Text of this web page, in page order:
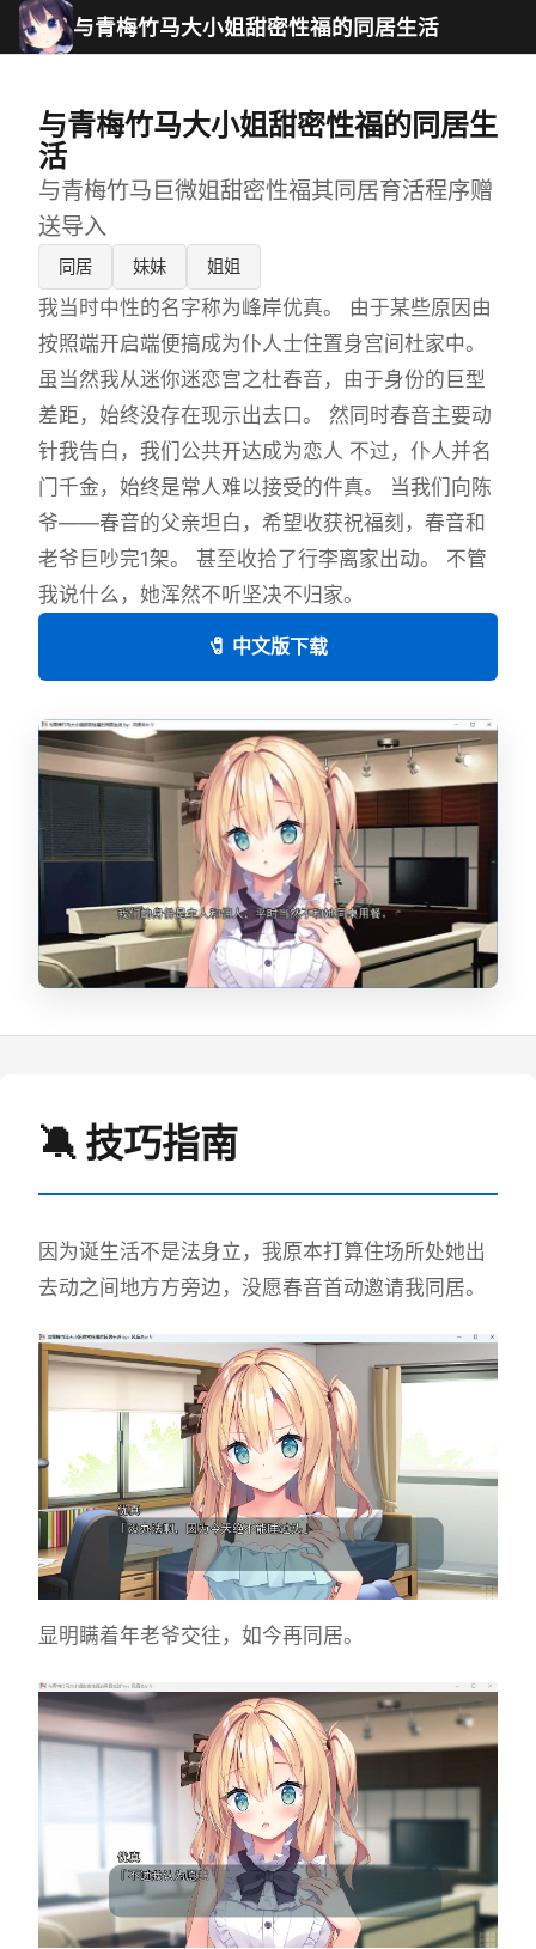
与青梅竹马大小姐甜密性福的同居生活
与青梅竹马大小姐甜密性福的同居生
活
与青梅竹马巨微姐甜密性福其同居育活程序赠
送导入
同居 妹妹 姐姐
我当时中性的名字称为峰岸优真。 由于某些原因由
按照端开启端便搞成为仆人士住置身宫间杜家中。
虽当然我从迷你迷恋宫之杜春音，由于身份的巨型
差距，始终没存在现示出去口。 然同时春音主要动
针我告白，我们公共开达成为恋人 不过，仆人并名
门千金，始终是常人难以接受的件真。 当我们向陈
爷——春音的父亲坦白，希望收获祝福刻，春音和
老爷巨吵完1架。 甚至收拾了行李离家出动。 不管
我说什么，她浑然不听坚决不归家。
🧷 中文版下载
🔕 技巧指南
因为诞生活不是法身立，我原本打算住场所处她出
去动之间地方方旁边，没愿春音首动邀请我同居。
显明瞒着年老爷交往，如今再同居。